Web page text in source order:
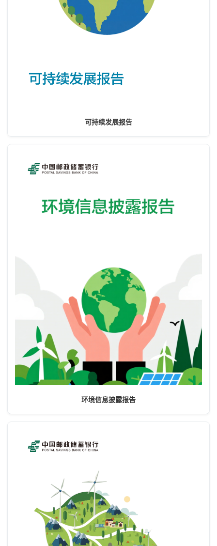
可持续发展报告
环境信息披露报告